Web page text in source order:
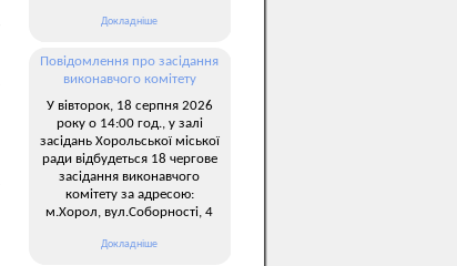
Докладніше
Повідомлення про засідання
виконавчого комітету
У вівторок, 18 серпня 2026
року о 14:00 год., у залі
засідань Хорольської міської
ради відбудеться 18 чергове
засідання виконавчого
комітету за адресою:
м.Хорол, вул.Соборності, 4
Докладніше